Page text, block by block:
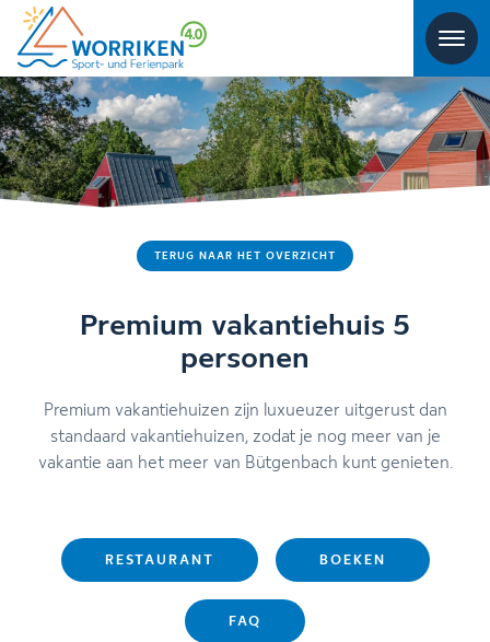
TERUG NAAR HET OVERZICHT
Premium vakantiehuis 5
personen
Premium vakantiehuizen zijn luxueuzer uitgerust dan
standaard vakantiehuizen, zodat je nog meer van je
vakantie aan het meer van Bütgenbach kunt genieten.
RESTAURANT BOEKEN
FAQ